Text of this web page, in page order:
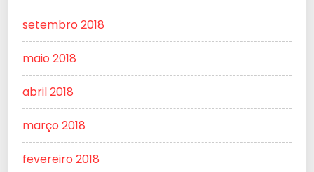
setembro 2018
maio 2018
abril 2018
março 2018
fevereiro 2018